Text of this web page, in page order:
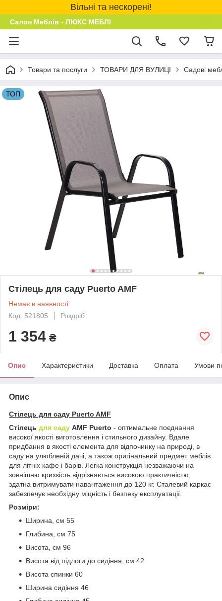
Вільні та нескорені!
Салон Меблів - ЛЮКС МЕБЛІ
Товари та послуги ТОВАРИ ДЛЯ ВУЛИЦІ Садові
ТОП
Стілець для саду Puerto AMF
Немає в наявності
Код: 521805
Роздріб
1 354 ₴
Опис Характеристики Доставка Оплата Умови
Опис
Стілець для саду Puerto AMF
Стілець для саду AMF Puerto - оптимальне поєднання
високої якості виготовлення і стильного дизайну. Вдале
придбання в якості елемента для відпочинку на природі, в
саду на улюбленій дачі, а також оригінальний предмет меблів
для літніх кафе і барів. Легка конструкція незважаючи на
зовнішню крихкість відрізняється високою практичністю,
здатна витримувати навантаження до 120 кг. Сталевий каркас
забезпечує необхідну міцність і безпеку експлуатації.
Розміри:
Ширина, см 55
Глибина, см 75
Висота, см 96
Висота від підлоги до сидіння, см 42
Висота спинки 60
Ширина сидіння 46